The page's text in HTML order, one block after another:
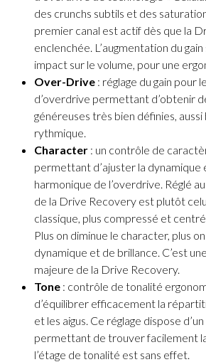
des crunchs subtils et des
premier canal est actif dès que la
enclenchée. L’augmentation du
impact sur le volume, pour une
Over-Drive : réglage du gain pour
d’overdrive permettant d’obtenir
généreuses très bien définies, aussi
rythmique.
Character : un contrôle de
permettant d’ajuster la dynamique
harmonique de l’overdrive. Réglé
de la Drive Recovery est plutôt
classique, plus compressé et centré
Plus on diminue le character, plus
dynamique et de brillance. C’est
majeure de la Drive Recovery.
Tone : contrôle de tonalité
d’équilibrer efficacement la
et les aigus. Ce réglage dispose
permettant de trouver facilement
l’étage de tonalité est sans effet.